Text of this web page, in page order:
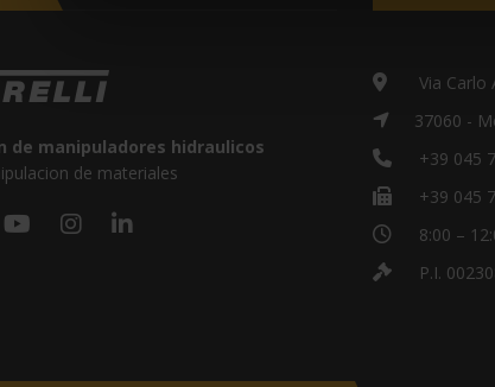
de manipuladores hidraulicos
de materiales
Via Carlo
37060 -
+39 045
+39 045
8:00 –
P.I.